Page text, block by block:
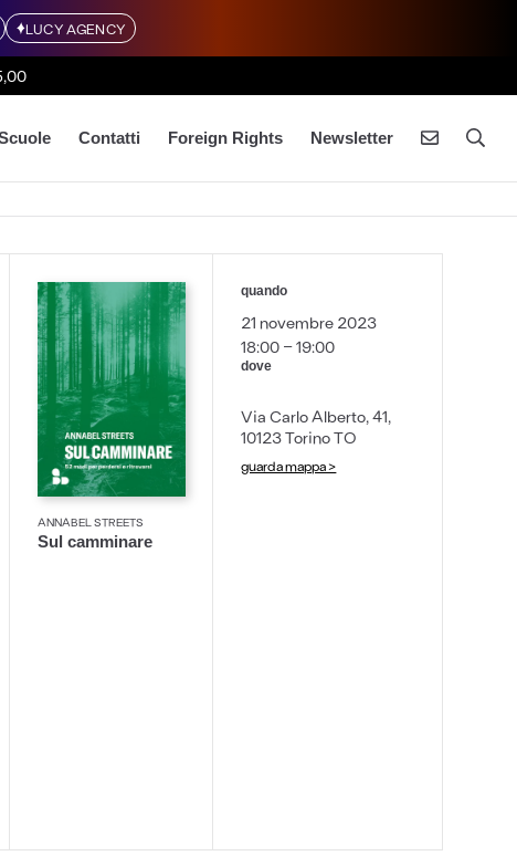
LUCY AGENCY
Contatti Foreign Rights Newsletter
ANNABEL STREETS
Sul camminare
quando
21 novembre 2023
18:00 - 19:00
dove
Via Carlo Alberto, 41,
10123 Torino TO
guarda mappa >